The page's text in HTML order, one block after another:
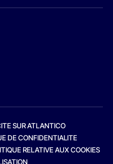
SUR ATLANTICO
DE CONFIDENTIALITE
RELATIVE AUX COOKIES